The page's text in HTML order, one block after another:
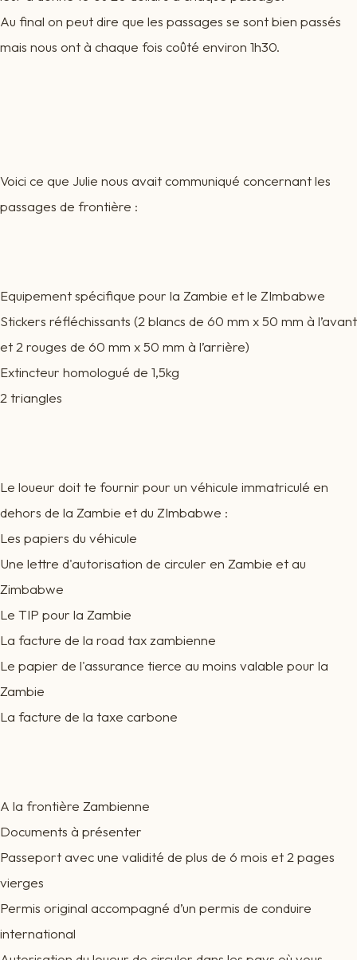
Au final on peut dire que les passages se sont bien passés
mais nous ont à chaque fois coûté environ 1h30.
Voici ce que Julie nous avait communiqué concernant les
passages de frontière :
Equipement spécifique pour la Zambie et le ZImbabwe
Stickers réfléchissants (2 blancs de 60 mm x 50 mm à l’avant
et 2 rouges de 60 mm x 50 mm à l’arrière)
Extincteur homologué de 1,5kg
2 triangles
Le loueur doit te fournir pour un véhicule immatriculé en
dehors de la Zambie et du ZImbabwe :
Les papiers du véhicule
Une lettre d'autorisation de circuler en Zambie et au
Zimbabwe
Le TIP pour la Zambie
La facture de la road tax zambienne
Le papier de l'assurance tierce au moins valable pour la
Zambie
La facture de la taxe carbone
A la frontière Zambienne
Documents à présenter
Passeport avec une validité de plus de 6 mois et 2 pages
vierges
Permis original accompagné d’un permis de conduire
international